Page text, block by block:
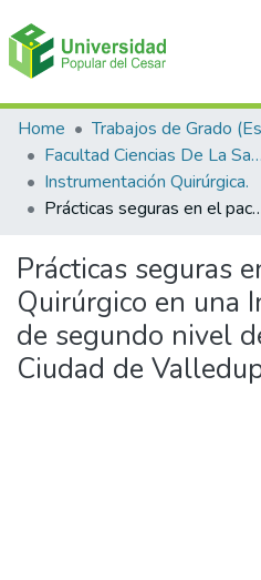
Communities & Collections
All of DSpace
Statistics
Home
Facultad Ciencias De La Salud.
Instrumentación Quirúrgica.
Prácticas seguras en el paciente Quirúrgico en una
Prácticas seguras
Quirúrgico en una
de segundo nivel
Ciudad de